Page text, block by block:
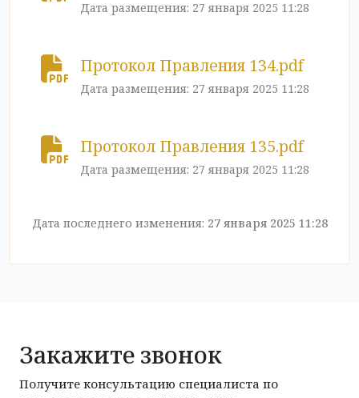
Дата размещения: 27 января 2025 11:28
Протокол Правления 134.pdf
Дата размещения: 27 января 2025 11:28
Протокол Правления 135.pdf
Дата размещения: 27 января 2025 11:28
Дата последнего изменения: 27 января 2025 11:28
Закажите звонок
Получите консультацию специалиста по